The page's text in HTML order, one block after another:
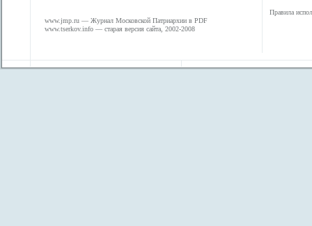
www.jmp.ru — Журнал Московской Патриархии в PDF
www.tserkov.info — старая версия сайта, 2002-2008
Правила